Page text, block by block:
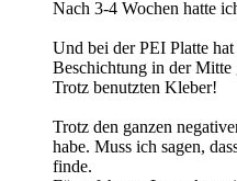
Nach 3-4 Wochen hatte
Und bei der PEI Platte
Beschichtung in der Mitte
Trotz benutzten Kleber!
Trotz den ganzen
habe. Muss ich sagen,
finde.